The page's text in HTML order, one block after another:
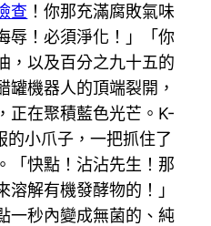
查 ！你那充滿腐敗氣味
辱！必須淨化！」「你
，以及百分之九十五的
罐機器人的頂端裂開，
正在聚積藍色光芒。K-
小爪子，一把抓住了
「快點！沾沾先生！那
解有機發酵物的！」
一秒內變成無菌的、純